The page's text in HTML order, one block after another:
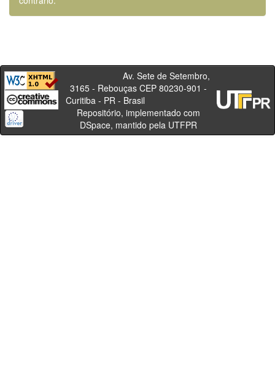
Av. Sete de Setembro,
3165 - Rebouças CEP 80230-901 -
Curitiba - PR - Brasil
Repositório, implementado com
DSpace, mantido pela UTFPR